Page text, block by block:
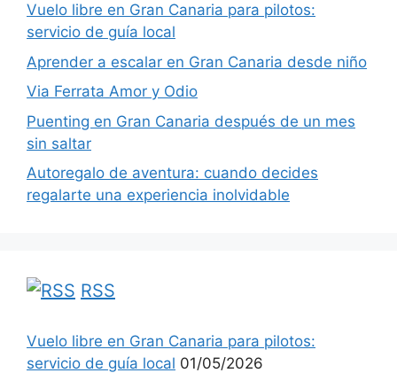
Vuelo libre en Gran Canaria para pilotos:
servicio de guía local
Aprender a escalar en Gran Canaria desde niño
Via Ferrata Amor y Odio
Puenting en Gran Canaria después de un mes
sin saltar
Autoregalo de aventura: cuando decides
regalarte una experiencia inolvidable
RSS
Vuelo libre en Gran Canaria para pilotos:
servicio de guía local 01/05/2026